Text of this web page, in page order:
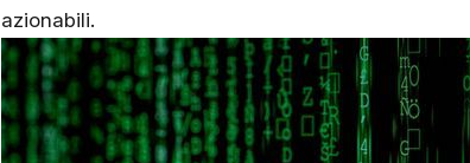
azionabili.